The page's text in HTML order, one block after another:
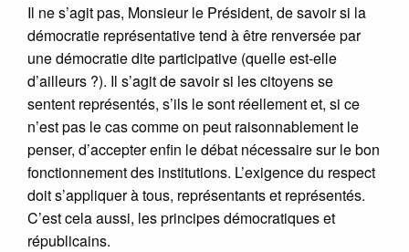
Il ne s’agit pas, Monsieur le Président, de savoir si la
démocratie représentative tend à être renversée par
une démocratie dite participative (quelle est-elle
d’ailleurs ?). Il s’agit de savoir si les citoyens se
sentent représentés, s’ils le sont réellement et, si ce
n’est pas le cas comme on peut raisonnablement le
penser, d’accepter enfin le débat nécessaire sur le bon
fonctionnement des institutions. L’exigence du respect
doit s’appliquer à tous, représentants et représentés.
C’est cela aussi, les principes démocratiques et
républicains.